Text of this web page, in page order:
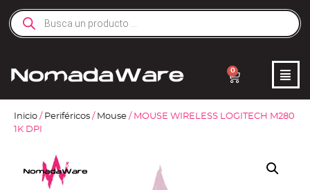
0
Inicio / Periféricos / Mouse / MOUSE WIRELESS LOGITECH M280
1K DPI